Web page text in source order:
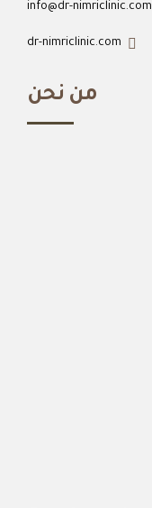
info@dr-nimriclinic.com
dr-nimriclinic.com
من نحن